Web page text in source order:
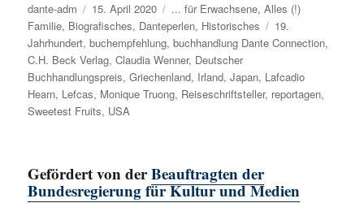
Autor
dante-adm
Veröffentlicht
am
15. April 2020 Kategorien
... für Erwachsene,Alles (!)
Familie, Biografisches, Danteperlen, Historisches Schlagwörter
19.
Jahrhundert,buchempfehlung,buchhandlung Dante Connection,
C.H. Beck Verlag,Claudia Wenner, Deutscher
Buchhandlungspreis,Griechenland, Irland,Japan, Lafcadio
Hearn, Lefcas, Monique Truong, Reiseschriftsteller, reportagen,
Sweetest Fruits, USA
Gefördert von derBeauftragten der
Bundesregierung für Kultur und Medien